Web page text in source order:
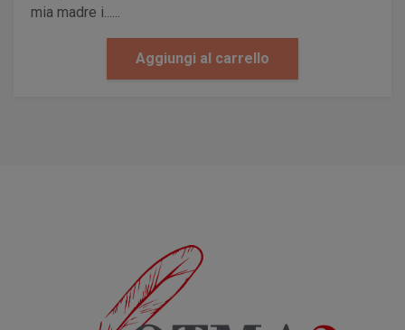
mia madre i......
Aggiungi al carrello